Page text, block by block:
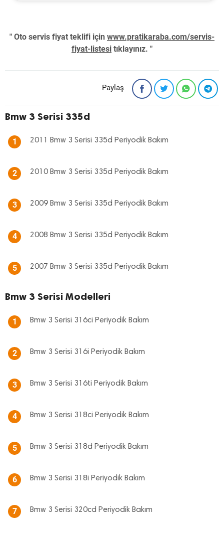
" Oto servis fiyat teklifi için www.pratikaraba.com/servis-
fiyat-listesi tıklayınız. "
Paylaş
Bmw 3 Serisi 335d
1 2011 Bmw 3 Serisi 335d Periyodik Bakım
2 2010 Bmw 3 Serisi 335d Periyodik Bakım
3 2009 Bmw 3 Serisi 335d Periyodik Bakım
4 2008 Bmw 3 Serisi 335d Periyodik Bakım
5 2007 Bmw 3 Serisi 335d Periyodik Bakım
Bmw 3 Serisi Modelleri
1 Bmw 3 Serisi 316ci Periyodik Bakım
2 Bmw 3 Serisi 316i Periyodik Bakım
3 Bmw 3 Serisi 316ti Periyodik Bakım
4 Bmw 3 Serisi 318ci Periyodik Bakım
5 Bmw 3 Serisi 318d Periyodik Bakım
6 Bmw 3 Serisi 318i Periyodik Bakım
7 Bmw 3 Serisi 320cd Periyodik Bakım